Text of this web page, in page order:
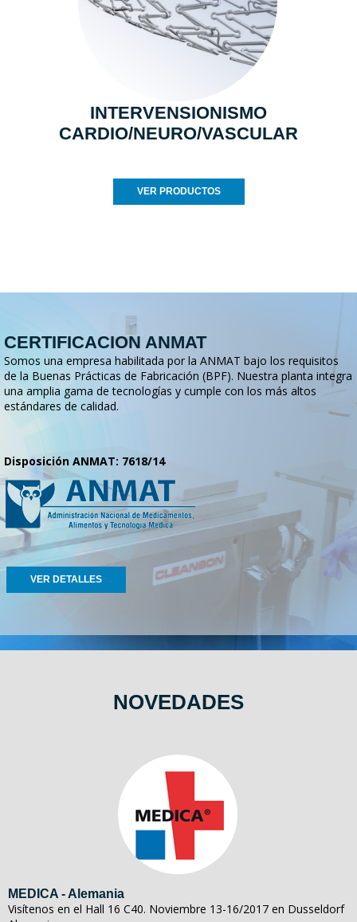
INTERVENSIONISMO
CARDIO/NEURO/VASCULAR
VER PRODUCTOS
CERTIFICACION ANMAT
Somos una empresa habilitada por la ANMAT bajo los requisitos
de la Buenas Prácticas de Fabricación (BPF). Nuestra planta integra
una amplia gama de tecnologías y cumple con los más altos
estándares de calidad.
Disposición ANMAT: 7618/14
VER DETALLES
NOVEDADES
MEDICA - Alemania
Visítenos en el Hall 16 C40. Noviembre 13-16/2017 en Dusseldorf